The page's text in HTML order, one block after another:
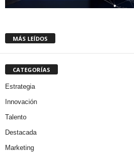
MÁS LEÍDOS
CATEGORÍAS
Estrategia
Innovación
Talento
Destacada
Marketing